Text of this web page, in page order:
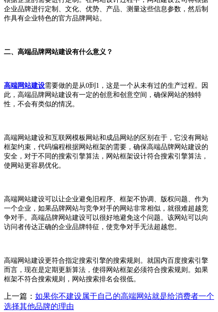
企业品牌进行定制、文化、优势、产品、测量这些信息参数，然后制
作具有企业特色的官方品牌网站。
二、高端品牌网站建设有什么意义？
高端网站建设需要做的是从0到1，这是一个从未有过的生产过程。因
此，高端品牌网站建设有一定的创意和创意空间，确保网站的独特
性，不会有类似的情况。
高端网站建设和互联网模板网站和成品网站的区别在于，它没有网站
框架约束，代码编程根据网站框架的需要，确保高端品牌网站建设的
安全，对于不同的搜索引擎算法，网站框架设计符合搜索引擎算法，
使网站更容易优化。
高端网站建设可以让企业避免旧程序、框架不协调、版权问题、作为
一个企业，如果品牌网站与竞争对手的网站非常相似，就很难超越竞
争对手。高端品牌网站建设可以很好地避免这个问题。该网站可以向
访问者传达正确的企业品牌特征，使竞争对手无法超越您。
高端网站建设更符合指定搜索引擎的搜索规则。就国内百度搜索引擎
而言，现在是定期更新算法，使得网站框架必须符合搜索规则。如果
框架不符合搜索规则，网站搜索排名会很低。
上一篇： 如果你不建设属于自己的高端网站就是给消费者一个
选择其他品牌的理由